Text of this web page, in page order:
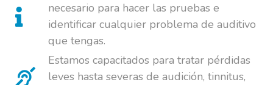
necesario para hacer las pruebas e
identificar cualquier problema de auditivo
que tengas.
Estamos capacitados para tratar pérdidas
leves hasta severas de audición, tinnitus,